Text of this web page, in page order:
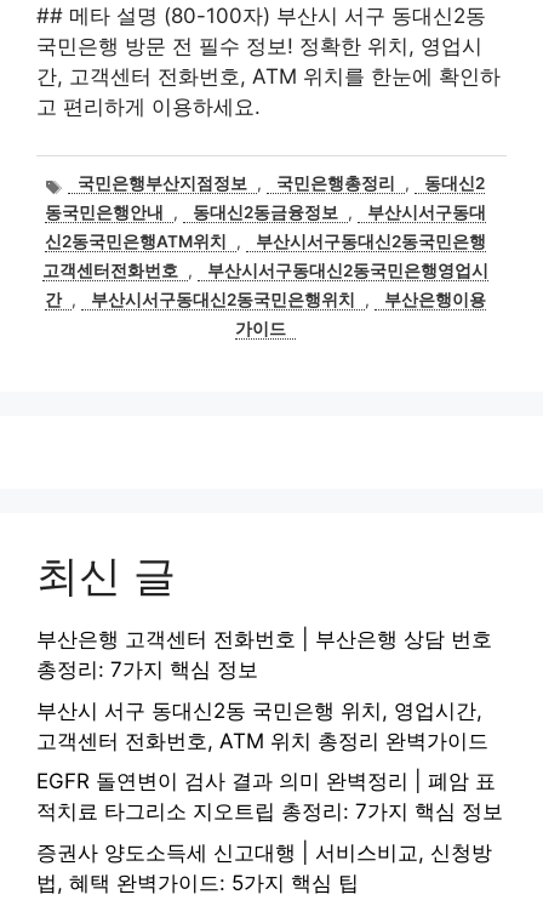
## 메타 설명 (80-100자) 부산시 서구 동대신2동
국민은행 방문 전 필수 정보! 정확한 위치, 영업시
간, 고객센터 전화번호, ATM 위치를 한눈에 확인하
고 편리하게 이용하세요.
태
그
국민은행부산지점정보 , 국민은행총정리 ,
동대신2
동국민은행안내
, 동대신2동금융정보 ,
부산시서구동대
신2동국민은행ATM위치
,
부산시서구동대신2동국민은행
고객센터전화번호 ,
부산시서구동대신2동국민은행영업시
간 , 부산시서구동대신2동국민은행위치 ,
부산은행이용
가이드
최신 글
부산은행 고객센터 전화번호 | 부산은행 상담 번호
총정리: 7가지 핵심 정보
부산시 서구 동대신2동 국민은행 위치, 영업시간,
고객센터 전화번호, ATM 위치 총정리 완벽가이드
EGFR 돌연변이 검사 결과 의미 완벽정리 | 폐암 표
적치료 타그리소 지오트립 총정리: 7가지 핵심 정보
증권사 양도소득세 신고대행 | 서비스비교, 신청방
법, 혜택 완벽가이드: 5가지 핵심 팁